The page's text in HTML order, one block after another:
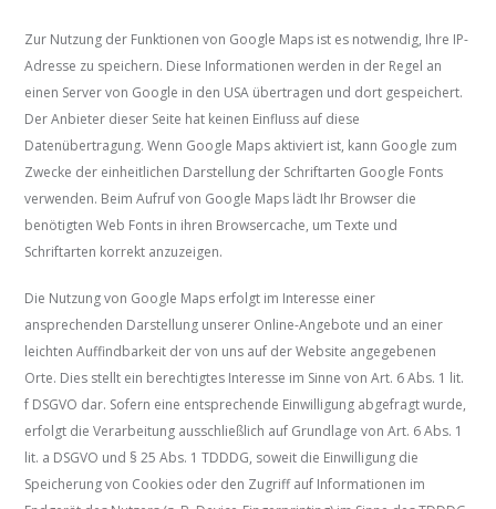
Zur Nutzung der Funktionen von Google Maps ist es notwendig, Ihre IP-
Adresse zu speichern. Diese Informationen werden in der Regel an
einen Server von Google in den USA übertragen und dort gespeichert.
Der Anbieter dieser Seite hat keinen Einfluss auf diese
Datenübertragung. Wenn Google Maps aktiviert ist, kann Google zum
Zwecke der einheitlichen Darstellung der Schriftarten Google Fonts
verwenden. Beim Aufruf von Google Maps lädt Ihr Browser die
benötigten Web Fonts in ihren Browsercache, um Texte und
Schriftarten korrekt anzuzeigen.
Die Nutzung von Google Maps erfolgt im Interesse einer
ansprechenden Darstellung unserer Online-Angebote und an einer
leichten Auffindbarkeit der von uns auf der Website angegebenen
Orte. Dies stellt ein berechtigtes Interesse im Sinne von Art. 6 Abs. 1 lit.
f DSGVO dar. Sofern eine entsprechende Einwilligung abgefragt wurde,
erfolgt die Verarbeitung ausschließlich auf Grundlage von Art. 6 Abs. 1
lit. a DSGVO und § 25 Abs. 1 TDDDG, soweit die Einwilligung die
Speicherung von Cookies oder den Zugriff auf Informationen im